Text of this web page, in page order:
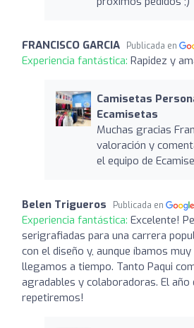
FRANCISCO GARCIA Publicada en
Experiencia fantástica: Rapidez y
Camisetas
Ecamisetas
Muchas gracias
valoración y
el equipo de
Belen Trigueros Publicada en
Experiencia fantástica: Excelente!
serigrafiadas para una carrera
con el diseño y, aunque íbamos
llegamos a tiempo. Tanto Paqui
agradables y colaboradoras. El año
repetiremos!